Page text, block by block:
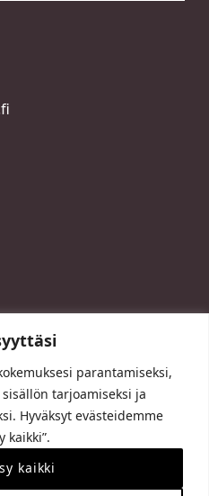
parantamiseksi,
tarjoamiseksi ja
Hyväksyt evästeidemme
kaikki”.
kaikki